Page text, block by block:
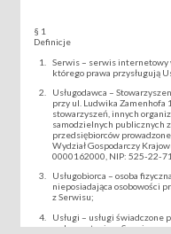
§ 1
Definicje
Serwis – serwis internetowy
którego prawa przysługują
Usługodawca –
przy ul. Ludwika Zamenhofa
stowarzyszeń, innych
samodzielnych publicznych
przedsiębiorców
Wydział Gospodarczy
0000162000, NIP: 525-22-
Usługobiorca – osoba
nieposiadająca osobowości
z Serwisu;
Usługi – usługi świadczone
wykorzystaniem Serwisu;